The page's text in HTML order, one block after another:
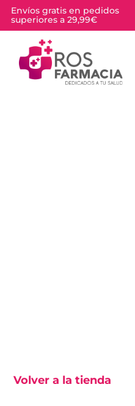
Envíos gratis en pedidos
superiores a 29,99€
Volver a la tienda